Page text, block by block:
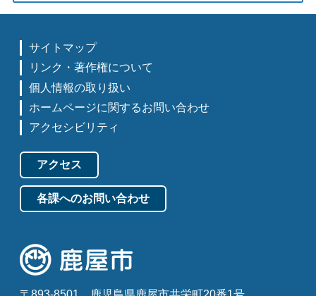
サイトマップ
リンク・著作権について
個人情報の取り扱い
ホームページに関するお問い合わせ
アクセシビリティ
アクセス
各課へのお問い合わせ